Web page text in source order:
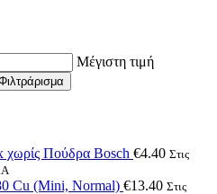
Μέγιστη τιμή
χωρίς Πούδρα Bosch €4.40 Στις
Cu (Mini, Normal) €13.40 Στις